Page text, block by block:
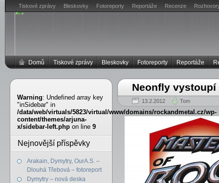
Tiskové zprávy Bleskovky Fotoreporty Reportáže Recenze
Domů Tiskové zprávy Bleskovky Fotoreporty Reportáže
Warning: Undefined array key
"inSidebar" in
/data/web/virtuals/5823/virtual/www/domains/rockandmetal.cz/wp-
content/themes/arjuna-
x/sidebar-left.php on line 9
Nejnovější příspěvky
Arakain, Dymytry, OurA.S. –
Dlouhá Třebová – fotoreport
Dymytry – nová deska
Neonfly vystoupí
13.2.2012 Tom